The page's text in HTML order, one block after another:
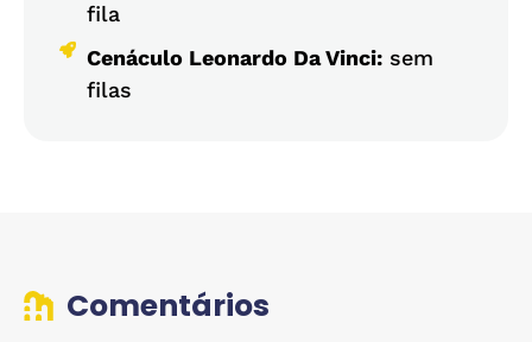
fila
Cenáculo Leonardo Da Vinci:sem
filas
Comentários